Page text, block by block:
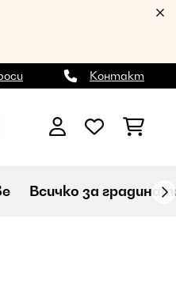
Контакт
Всичко за